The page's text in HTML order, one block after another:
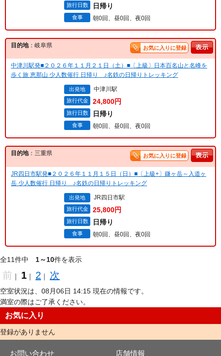
旅行日数 日帰り
食事 朝0回、昼0回、夜0回
目的地：岐阜県 お気に入りに登録
中津川駅発■２０２６年１１月２１日（土）■〔上級〕日本百名山と名峰を
歩く旅 恵那山 少人数催行 日帰り ♪名鉄の日帰りトレッキング
出発地 中津川駅
旅行代金 24,800円
旅行日数 日帰り
食事 朝0回、昼0回、夜0回
目的地：三重県 お気に入りに登録
JR四日市駅発■２０２６年１１月１５日（日）■〔上級+〕鎌ヶ岳～入道ヶ
岳 少人数催行 日帰り ♪名鉄の日帰りトレッキング
出発地 JR四日市駅
旅行代金 25,800円
旅行日数 日帰り
食事 朝0回、昼0回、夜0回
全11件中 1～10件を表示
前 ｜ 1 ｜ 2 ｜ 次
空室状況は、08月06日 14:15 現在の情報です。
満室の際はご了承ください。
お気に入り
登録がありません
お問い合わせ 店舗情報